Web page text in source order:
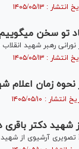
تو سخن
نورانی رهبر شهید
نحوه زمان اعلام
شهید دکتر باقری